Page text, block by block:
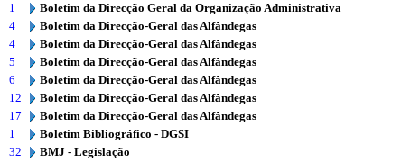
1
Boletim da Direcção Geral da Organização Administrativa
4
Boletim da Direcção-Geral das Alfândegas
4
Boletim da Direcção-Geral das Alfândegas
5
Boletim da Direcção-Geral das Alfândegas
6
Boletim da Direcção-Geral das Alfândegas
12
Boletim da Direcção-Geral das Alfândegas
17
Boletim da Direcção-Geral das Alfândegas
1
Boletim Bibliográfico - DGSI
32
BMJ - Legislação